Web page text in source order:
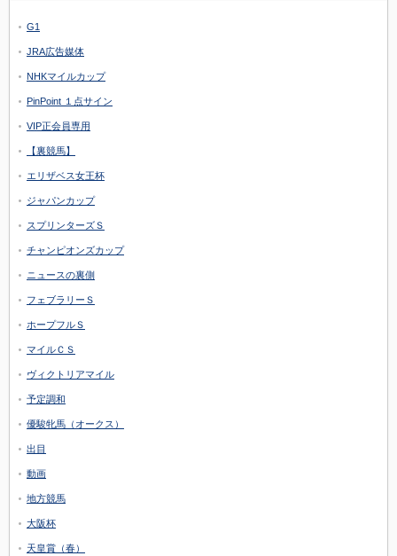
G1
JRA広告媒体
NHKマイルカップ
PinPoint １点サイン
VIP正会員専用
【裏競馬】
エリザベス女王杯
ジャパンカップ
スプリンターズＳ
チャンピオンズカップ
ニュースの裏側
フェブラリーＳ
ホープフルＳ
マイルＣＳ
ヴィクトリアマイル
予定調和
優駿牝馬（オークス）
出目
動画
地方競馬
大阪杯
天皇賞（春）